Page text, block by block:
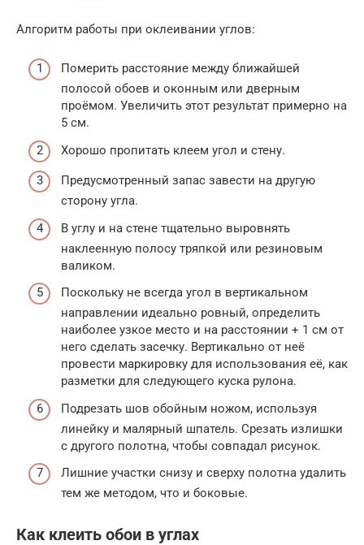
Алгоритм работы при оклеивании углов:
Померить расстояние между ближайшей
полосой обоев и оконным или дверным
проёмом. Увеличить этот результат примерно на
5 см.
Хорошо пропитать клеем угол и стену.
Предусмотренный запас завести на другую
сторону угла.
В углу и на стене тщательно выровнять
наклеенную полосу тряпкой или резиновым
валиком.
Поскольку не всегда угол в вертикальном
направлении идеально ровный, определить
наиболее узкое место и на расстоянии + 1 см от
него сделать засечку. Вертикально от неё
провести маркировку для использования её, как
разметки для следующего куска рулона.
Подрезать шов обойным ножом, используя
линейку и малярный шпатель. Срезать излишки
с другого полотна, чтобы совпадал рисунок.
Лишние участки снизу и сверху полотна удалить
тем же методом, что и боковые.
Как клеить обои в углах